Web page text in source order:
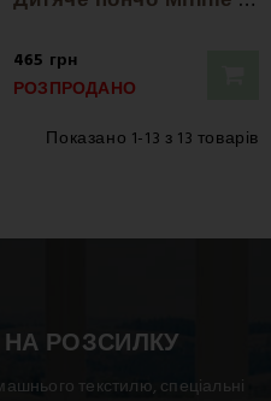
465 грн
РОЗПРОДАНО
Показано 1-13 з 13 товарів
НА РОЗСИЛКУ
текстилю, спеціальні